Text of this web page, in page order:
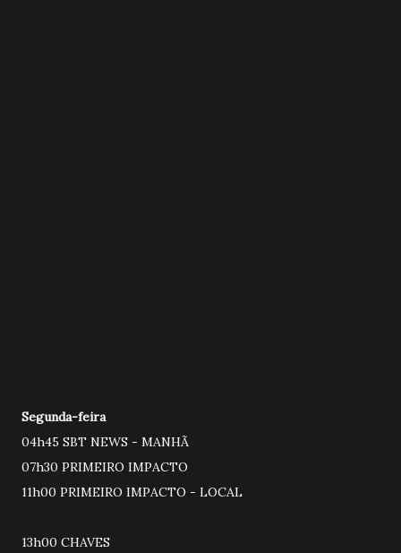
Segunda-feira
04h45 SBT NEWS - MANHÃ
07h30 PRIMEIRO IMPACTO
11h00 PRIMEIRO IMPACTO - LOCAL
13h00 CHAVES